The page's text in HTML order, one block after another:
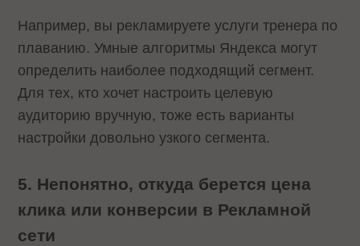
Например, вы рекламируете услуги тренера по
плаванию. Умные алгоритмы Яндекса могут
определить наиболее подходящий сегмент.
Для тех, кто хочет настроить целевую
аудиторию вручную, тоже есть варианты
настройки довольно узкого сегмента.
5. Непонятно, откуда берется цена
клика или конверсии в Рекламной
сети